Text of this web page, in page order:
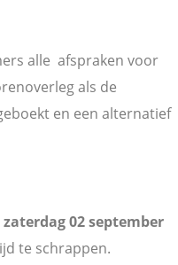
alle afspraken voor
als de
en een alternatief
zaterdag 02 september
te schrappen.